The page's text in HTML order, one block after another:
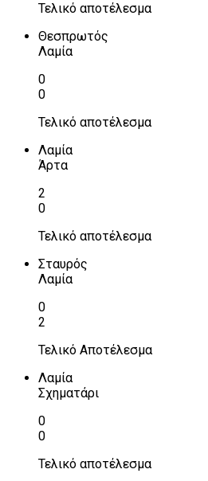
Τελικό αποτέλεσμα
Θεσπρωτός
Λαμία
0
0
Τελικό αποτέλεσμα
Λαμία
Άρτα
2
0
Τελικό αποτέλεσμα
Σταυρός
Λαμία
0
2
Τελικό Αποτέλεσμα
Λαμία
Σχηματάρι
0
0
Τελικό αποτέλεσμα